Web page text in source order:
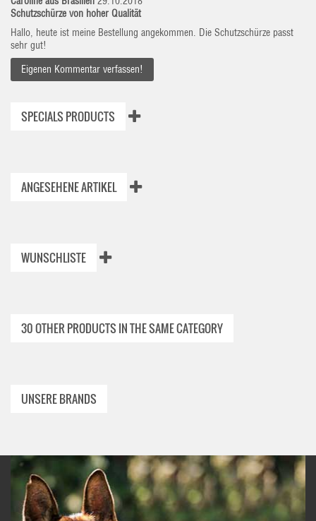
Schutzschürze von hoher Qualität
Hallo, heute ist meine Bestellung angekommen. Die Schutzschürze passt
sehr gut!
Eigenen Kommentar verfassen!
SPECIALS PRODUCTS
ANGESEHENE ARTIKEL
WUNSCHLISTE
30 OTHER PRODUCTS IN THE SAME CATEGORY
UNSERE BRANDS